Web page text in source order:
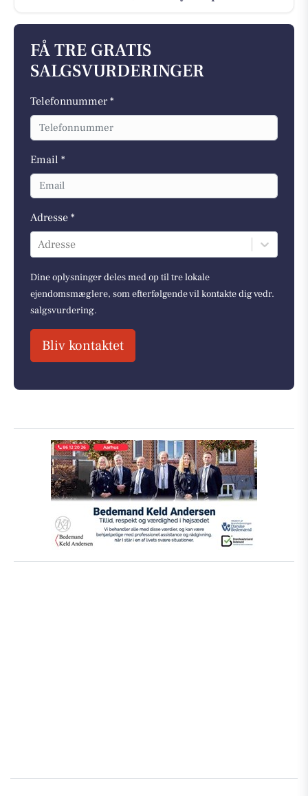
FÅ TRE GRATIS
SALGSVURDERINGER
Telefonnummer *
Email *
Adresse *
Adresse
Dine oplysninger deles med op til tre lokale
ejendomsmæglere, som efterfølgende vil kontakte dig vedr.
salgsvurdering.
Bliv kontaktet